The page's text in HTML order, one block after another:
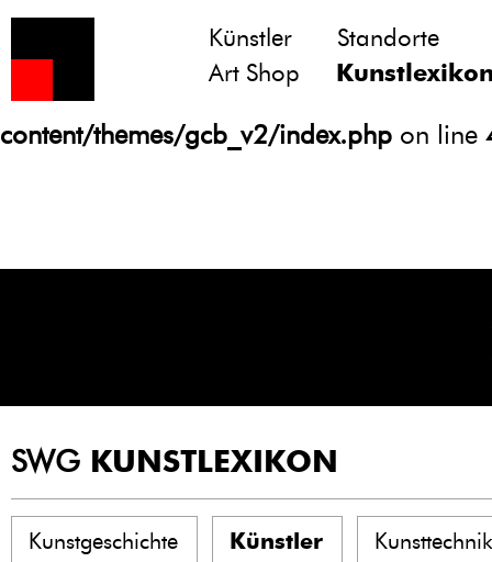
Notice
: Undefined variable: atts in
/homepages/21/d13550920/htdocs/
content/themes/gcb_v2/index.php on line
Künstler
Standorte
Art Shop
SWG KUNSTLEXIKON
Kunstgeschichte Künstler